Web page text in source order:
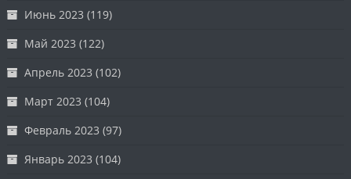
Июнь 2023 (119)
Май 2023 (122)
Апрель 2023 (102)
Март 2023 (104)
Февраль 2023 (97)
Январь 2023 (104)